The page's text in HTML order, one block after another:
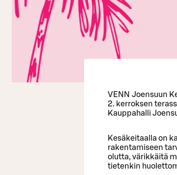
VENN Joensuun
2. kerroksen
Kauppahalli
Kesäkeitaalla on
rakentamiseen
olutta, värikkäitä
tietenkin